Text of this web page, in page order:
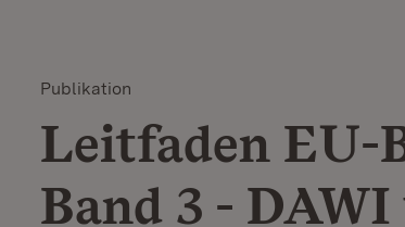
Publikation
Leitfaden EU-
Band 3 -